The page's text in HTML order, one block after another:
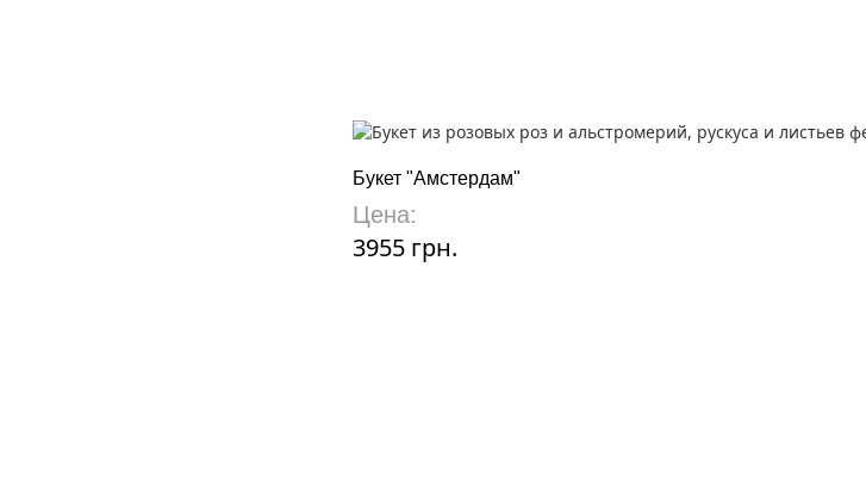
Букет "Амстердам"
Цена:
3955 грн.